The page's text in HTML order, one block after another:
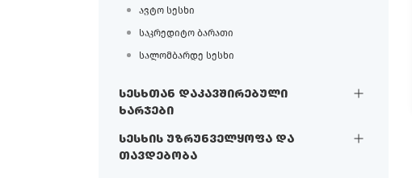
ავტო სესხი
საკრედიტო ბარათი
სალომბარდე სესხი
სესხთან დაკავშირებული
ხარჯები
სესხის უზრუნველყოფა და
თავდებობა